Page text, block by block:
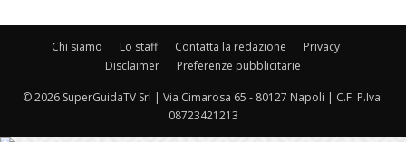
Chi siamo Lo staff Contatta la redazione
Privacy
Disclaimer
Preferenze pubblicitarie
© 2026 SuperGuidaTV Srl | Via Cimarosa 65 - 80127 Napoli | C.F. P.Iva:
08723421213